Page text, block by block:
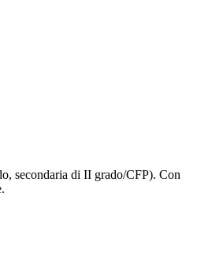
secondaria di II grado/CFP). Con